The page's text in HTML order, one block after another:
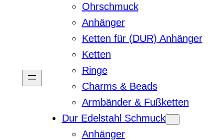
Ohrschmuck
Anhänger
Ketten für (DUR) Anhänger
Ketten
Ringe
Charms & Beads
Armbänder & Fußketten
Dur Edelstahl Schmuck
Anhänger